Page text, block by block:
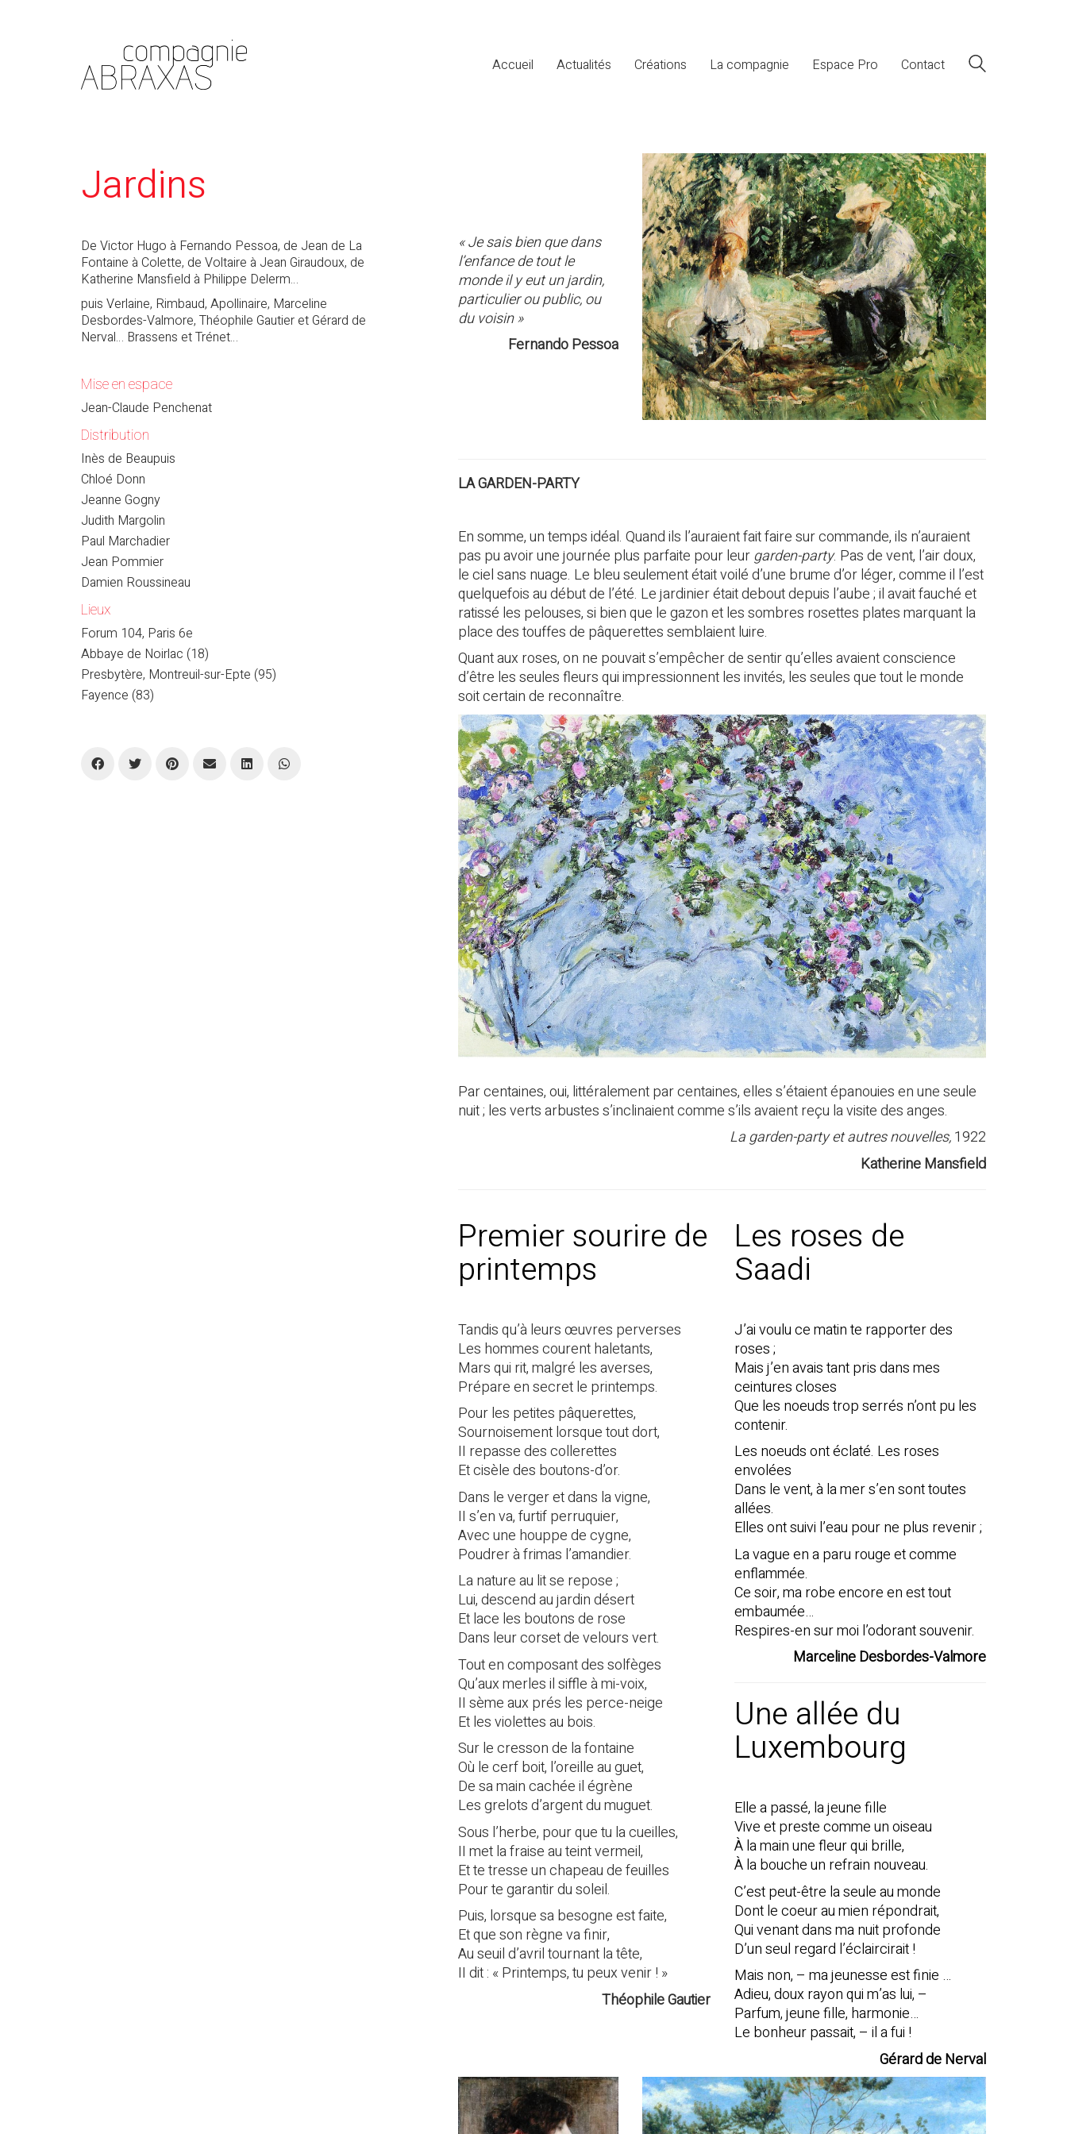
Accueil Actualités Créations La compagnie Espace Pro Contact
Jardins
De Victor Hugo à Fernando Pessoa, de Jean de La
Fontaine à Colette, de Voltaire à Jean Giraudoux, de
Katherine Mansfield à Philippe Delerm…
puis Verlaine, Rimbaud, Apollinaire, Marceline
Desbordes-Valmore, Théophile Gautier et Gérard de
Nerval… Brassens et Trénet…
Mise en espace
Jean-Claude Penchenat
Distribution
Inès de Beaupuis
Chloé Donn
Jeanne Gogny
Judith Margolin
Paul Marchadier
Jean Pommier
Damien Roussineau
Lieux
Forum 104, Paris 6e
Abbaye de Noirlac (18)
Presbytère, Montreuil-sur-Epte (95)
Fayence (83)
« Je sais bien que dans
l’enfance de tout le
monde il y eut un jardin,
particulier ou public, ou
du voisin »
Fernando Pessoa
LA GARDEN-PARTY
En somme, un temps idéal. Quand ils l’auraient fait faire sur commande, ils n’auraient
pas pu avoir une journée plus parfaite pour leurgarden-party. Pas de vent, l’air doux,
le ciel sans nuage. Le bleu seulement était voilé d’une brume d’or léger, comme il l’est
quelquefois au début de l’été. Le jardinier était debout depuis l’aube ; il avait fauché et
ratissé les pelouses, si bien que le gazon et les sombres rosettes plates marquant la
place des touffes de pâquerettes semblaient luire.
Quant aux roses, on ne pouvait s’empêcher de sentir qu’elles avaient conscience
d’être les seules fleurs qui impressionnent les invités, les seules que tout le monde
soit certain de reconnaître.
Par centaines, oui, littéralement par centaines, elles s’étaient épanouies en une seule
nuit ; les verts arbustes s’inclinaient comme s’ils avaient reçu la visite des anges.
La garden-party et autres nouvelles,1922
Katherine Mansfield
Premier sourire de
printemps
Tandis qu’à leurs œuvres perverses
Les hommes courent haletants,
Mars qui rit, malgré les averses,
Prépare en secret le printemps.
Pour les petites pâquerettes,
Sournoisement lorsque tout dort,
II repasse des collerettes
Et cisèle des boutons-d’or.
Dans le verger et dans la vigne,
II s’en va, furtif perruquier,
Avec une houppe de cygne,
Poudrer à frimas l’amandier.
La nature au lit se repose ;
Lui, descend au jardin désert
Et lace les boutons de rose
Dans leur corset de velours vert.
Tout en composant des solfèges
Qu’aux merles il siffle à mi-voix,
II sème aux prés les perce-neige
Et les violettes au bois.
Sur le cresson de la fontaine
Où le cerf boit, l’oreille au guet,
De sa main cachée il égrène
Les grelots d’argent du muguet.
Sous l’herbe, pour que tu la cueilles,
II met la fraise au teint vermeil,
Et te tresse un chapeau de feuilles
Pour te garantir du soleil.
Puis, lorsque sa besogne est faite,
Et que son règne va finir,
Au seuil d’avril tournant la tête,
II dit : « Printemps, tu peux venir ! »
Théophile Gautier
Les roses de
Saadi
J’ai voulu ce matin te rapporter des
roses ;
Mais j’en avais tant pris dans mes
ceintures closes
Que les noeuds trop serrés n’ont pu les
contenir.
Les noeuds ont éclaté. Les roses
envolées
Dans le vent, à la mer s’en sont toutes
allées.
Elles ont suivi l’eau pour ne plus revenir ;
La vague en a paru rouge et comme
enflammée.
Ce soir, ma robe encore en est tout
embaumée…
Respires-en sur moi l’odorant souvenir.
Marceline Desbordes-Valmore
Une allée du
Luxembourg
Elle a passé, la jeune fille
Vive et preste comme un oiseau
À la main une fleur qui brille,
À la bouche un refrain nouveau.
C’est peut-être la seule au monde
Dont le coeur au mien répondrait,
Qui venant dans ma nuit profonde
D’un seul regard l’éclaircirait !
Mais non, – ma jeunesse est finie …
Adieu, doux rayon qui m’as lui, –
Parfum, jeune fille, harmonie…
Le bonheur passait, – il a fui !
Gérard de Nerval